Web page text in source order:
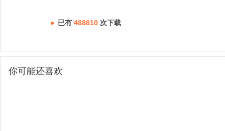
已有 488610 次下载
你可能还喜欢